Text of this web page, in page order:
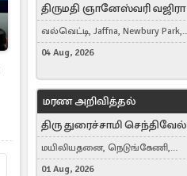
திருமதி ஞானேஸ்வரி வஜிரா
வல்வெட்டி, Jaffna, Newbury Park,
United Kingdom
04 Aug, 2026
மரண அறிவித்தல்
திரு துரைச்சாமி செந்திவேல்
மயிலியதனை, நெடுங்கேணி,
கம்பர்மலை
01 Aug, 2026